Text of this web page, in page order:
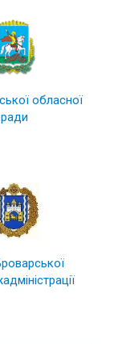
обласної
ради